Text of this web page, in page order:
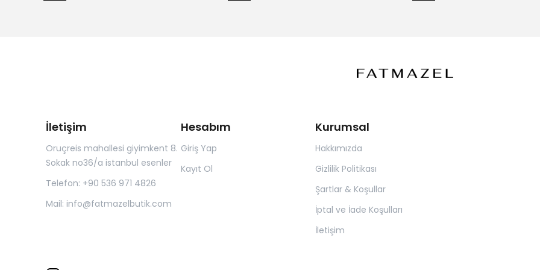
İletişim
Oruçreis mahallesi giyimkent 8.
Sokak no36/a istanbul esenler
Telefon: +90 536 971 4826
Mail: info@fatmazelbutik.com
Hesabım
Giriş Yap
Kayıt Ol
Kurumsal
Hakkımızda
Gizlilik Politikası
Şartlar & Koşullar
İptal ve İade Koşulları
İletişim